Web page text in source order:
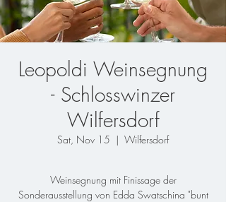
Leopoldi Weinsegnung
- Schlosswinzer
Wilfersdorf
Sat, Nov 15
  |
Wilfersdorf
Weinsegnung mit Finissage der
Sonderausstellung von Edda Swatschina "bunt